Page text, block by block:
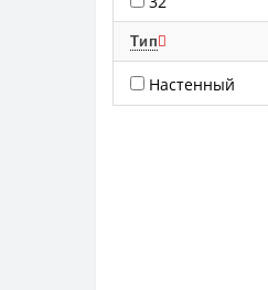
Тип
Настенный